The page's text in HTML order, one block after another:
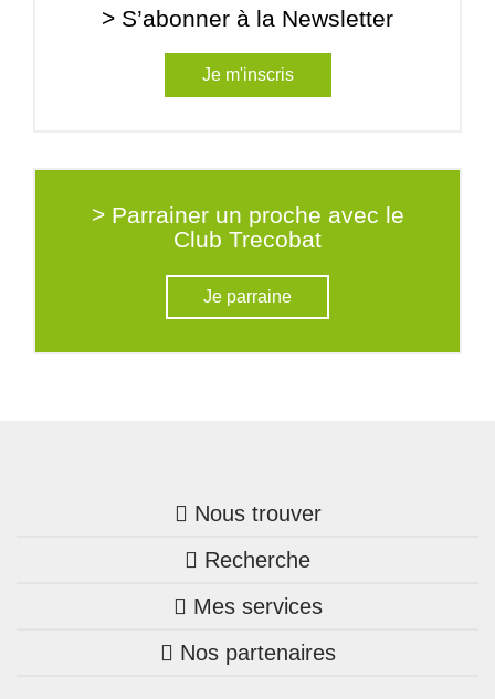
> S’abonner à la Newsletter
Je m'inscris
> Parrainer un proche avec le
Club Trecobat
Je parraine
Nous trouver
Trouver une agence
Bretagne
Pays de la Loire
Recherche
Nos annonces
Maison + terrain
Mes services
Mon compte Trecobois
Nos partenaires